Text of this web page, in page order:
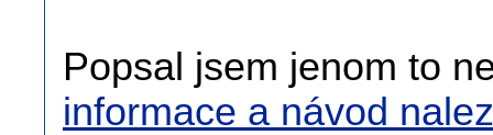
Popsal jsem jenom to
informace a návod